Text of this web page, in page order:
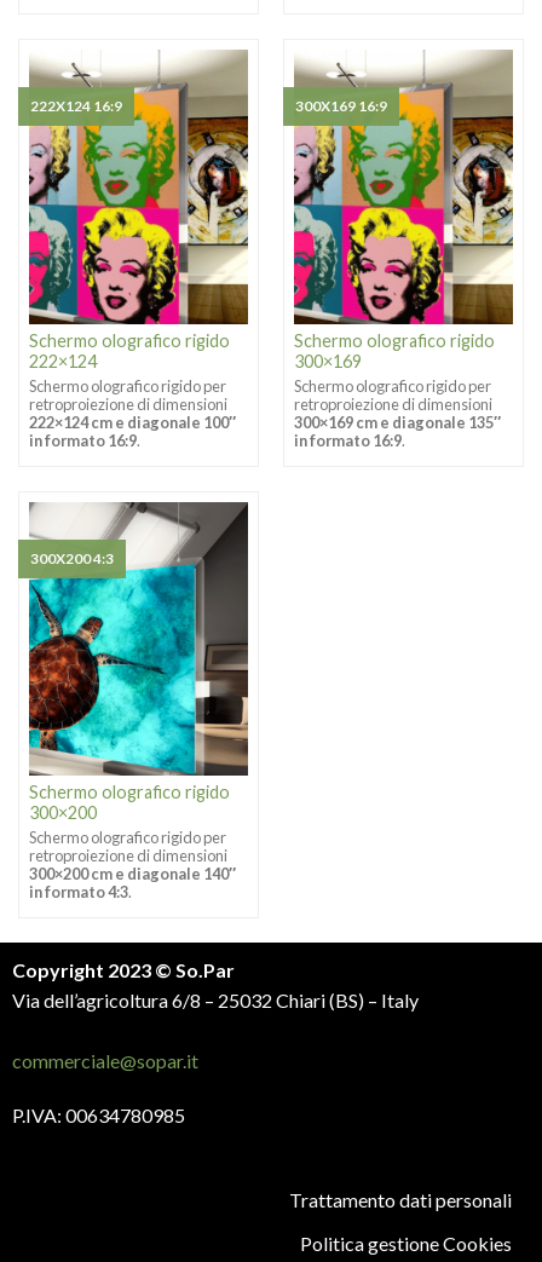
Schermo olografico rigido
222×124
Schermo olografico rigido per
retroproiezione di dimensioni
222×124 cm e diagonale 100″
in formato 16:9.
222X124 16:9
Schermo olografico rigido
300×169
Schermo olografico rigido per
retroproiezione di dimensioni
300×169 cm e diagonale 135″
in formato 16:9.
300X169 16:9
Schermo olografico rigido
300×200
Schermo olografico rigido per
retroproiezione di dimensioni
300×200 cm e diagonale 140″
in formato 4:3.
300X200 4:3
Copyright 2023 © So.Par
Via dell’agricoltura 6/8 – 25032 Chiari (BS) – Italy
commerciale@sopar.it
P.IVA: 00634780985
Trattamento dati personali
Politica gestione Cookies